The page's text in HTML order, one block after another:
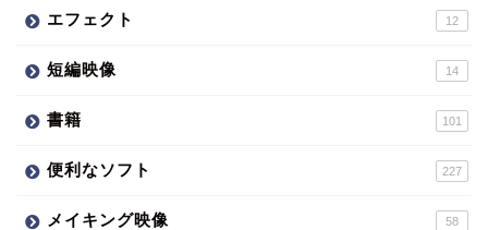
エフェクト 12
短編映像 14
書籍 101
便利なソフト 227
メイキング映像 58